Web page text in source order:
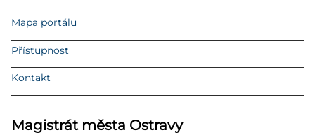
Mapa portálu
Přístupnost
Kontakt
Magistrát města Ostravy